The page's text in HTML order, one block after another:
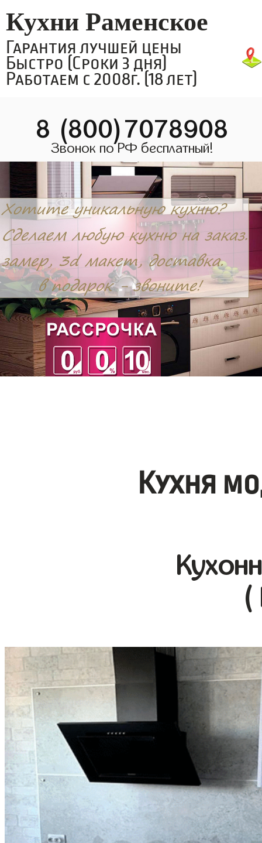
Кухни Раменское
Гарантия лучшей цены
Быстро (Сроки 3 дня)
Работаем с 2008г. (18 лет)
8 (800)7078908
Звонок по РФ бесплатный!
Кухня
(